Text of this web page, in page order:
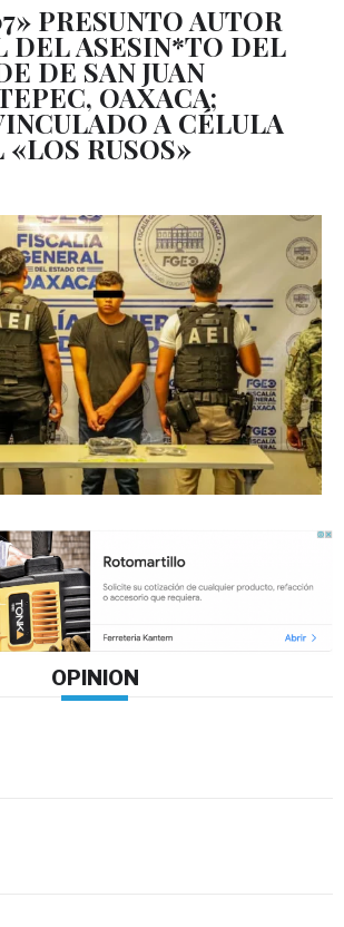
PRESUNTO AUTOR
DEL ASESIN*TO DEL
DE SAN JUAN
OAXACA;
A CÉLULA
RUSOS»
OPINION